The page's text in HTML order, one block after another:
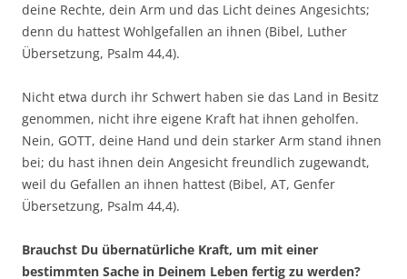
deine Rechte, dein Arm und das Licht deines Angesichts;
denn du hattest Wohlgefallen an ihnen (Bibel, Luther
Übersetzung, Psalm 44,4).
Nicht etwa durch ihr Schwert haben sie das Land in Besitz
genommen, nicht ihre eigene Kraft hat ihnen geholfen.
Nein, GOTT, deine Hand und dein starker Arm stand ihnen
bei; du hast ihnen dein Angesicht freundlich zugewandt,
weil du Gefallen an ihnen hattest (Bibel, AT, Genfer
Übersetzung, Psalm 44,4).
Brauchst Du übernatürliche Kraft, um mit einer
bestimmten Sache in Deinem Leben fertig zu werden?